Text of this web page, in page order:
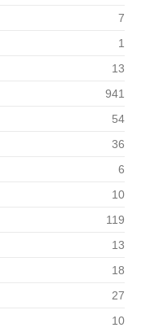
7
1
13
941
54
36
6
10
119
13
18
27
10